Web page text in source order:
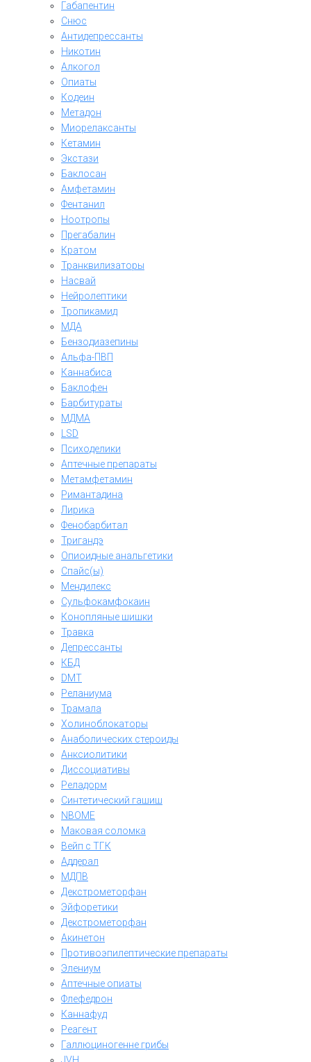
Габапентин
Снюс
Антидепрессанты
Никотин
Алкогол
Опиаты
Кодеин
Метадон
Миорелаксанты
Кетамин
Экстази
Баклосан
Амфетамин
Фентанил
Ноотропы
Прегабалин
Кратом
Транквилизаторы
Насвай
Нейролептики
Тропикамид
МДА
Бензодиазепины
Альфа-ПВП
Каннабиса
Баклофен
Барбитураты
МДМА
LSD
Психоделики
Аптечные препараты
Метамфетамин
Римантадина
Лирика
Фенобарбитал
Тригандэ
Опиоидные анальгетики
Спайс(ы)
Мендилекс
Сульфокамфокаин
Конопляные шишки
Травка
Депрессанты
КБД
DMT
Реланиума
Трамала
Холиноблокаторы
Анаболических стероиды
Анксиолитики
Диссоциативы
Реладорм
Синтетический гашиш
NBOME
Маковая соломка
Вейп с ТГК
Аддерал
МДПВ
Декстрометорфан
Эйфоретики
Декстрометорфан
Акинетон
Противоэпилептические препараты
Элениум
Аптечные опиаты
Флефедрон
Каннафуд
Реагент
Галлюциногенне грибы